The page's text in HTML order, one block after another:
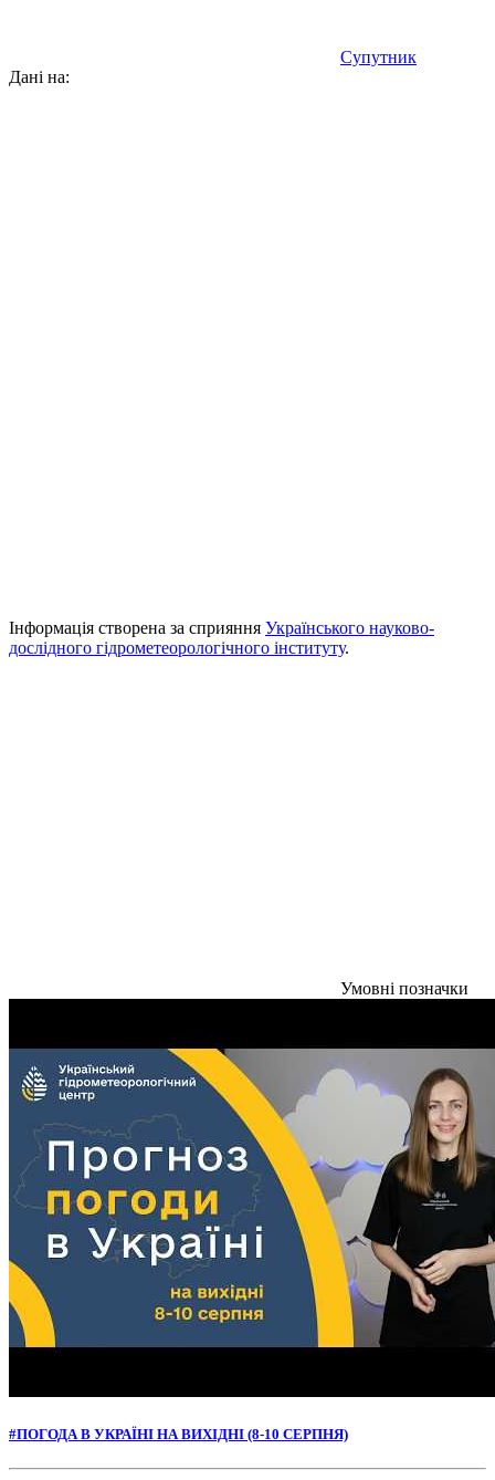
Супутник
Дані на:
Інформація створена за сприяння Українського науково-
дослідного гідрометеорологічного інституту.
Умовні позначки
#ПОГОДА В УКРАЇНІ НА ВИХІДНІ (8-10 СЕРПНЯ)